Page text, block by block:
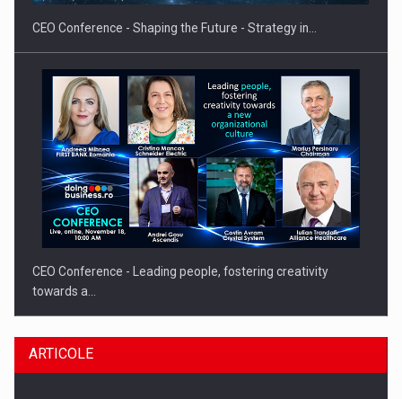
CEO Conference - Shaping the Future - Strategy in…
CEO Conference - Leading people, fostering creativity
towards a…
ARTICOLE